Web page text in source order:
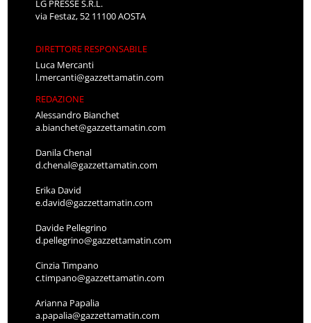
LG PRESSE S.R.L.
via Festaz, 52 11100 AOSTA
DIRETTORE RESPONSABILE
Luca Mercanti
l.mercanti@gazzettamatin.com
REDAZIONE
Alessandro Bianchet
a.bianchet@gazzettamatin.com
Danila Chenal
d.chenal@gazzettamatin.com
Erika David
e.david@gazzettamatin.com
Davide Pellegrino
d.pellegrino@gazzettamatin.com
Cinzia Timpano
c.timpano@gazzettamatin.com
Arianna Papalia
a.papalia@gazzettamatin.com